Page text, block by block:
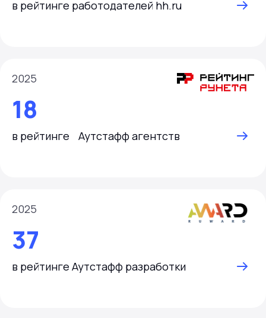
в рейтинге работодателей hh.ru
2025
18
в рейтинге Аутстафф агентств
2025
37
в рейтинге Аутстафф разработки